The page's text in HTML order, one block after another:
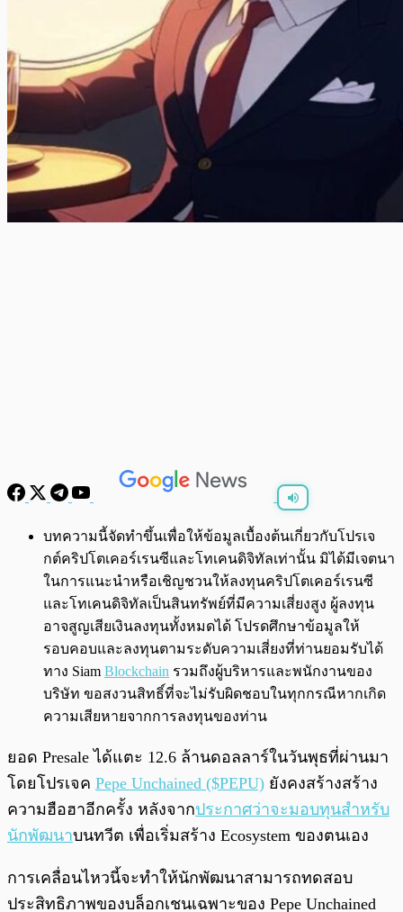
พร้อมเล่น 0:00/0:00
บทความนี้จัดทำขึ้นเพื่อให้ข้อมูลเบื้องต้นเกี่ยวกับโปรเจ
กต์คริปโตเคอร์เรนซีและโทเคนดิจิทัลเท่านั้น มิได้มีเจตนา
ในการแนะนำหรือเชิญชวนให้ลงทุนคริปโตเคอร์เรนซี
และโทเคนดิจิทัลเป็นสินทรัพย์ที่มีความเสี่ยงสูง ผู้ลงทุน
อาจสูญเสียเงินลงทุนทั้งหมดได้ โปรดศึกษาข้อมูลให้
รอบคอบและลงทุนตามระดับความเสี่ยงที่ท่านยอมรับได้
ทาง Siam Blockchain รวมถึงผู้บริหารและพนักงานของ
บริษัท ขอสงวนสิทธิ์ที่จะไม่รับผิดชอบในทุกกรณีหากเกิด
ความเสียหายจากการลงทุนของท่าน
ยอด Presale ได้แตะ 12.6 ล้านดอลลาร์ในวันพุธที่ผ่านมา
โดยโปรเจค Pepe Unchained ($PEPU) ยังคงสร้างสร้าง
ความฮือฮาอีกครั้ง หลังจากประกาศว่าจะมอบทุนสำหรับ
นักพัฒนาบนทวีต เพื่อเริ่มสร้าง​ Ecosystem ของตนเอง
การเคลื่อนไหวนี้จะทำให้นักพัฒนาสามารถทดสอบ
ประสิทธิภาพของบล็อกเชนเฉพาะของ Pepe Unchained